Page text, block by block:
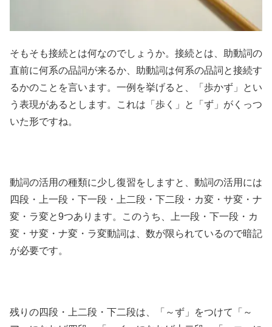
そもそも接続とは何なのでしょうか。接続とは、助動詞の
直前に何系の品詞が来るか、助動詞は何系の品詞と接続す
るかのことを言います。 一例を挙げると、「歩かず」とい
う表現があるとします。これは「歩く」と「ず」がくっつ
いた形ですね。
動詞の活用の種類に少し復習をしますと、動詞の活用には
四段・上一段・下一段・上二段・下二段・カ変・サ変・ナ
変・ラ変と9つあります。このうち、上一段・下一段・カ
変・サ変・ナ変・ラ変動詞は、数が限られているので暗記
が必要です。
残りの四段・上二段・下二段は、「～ず」をつけて「～